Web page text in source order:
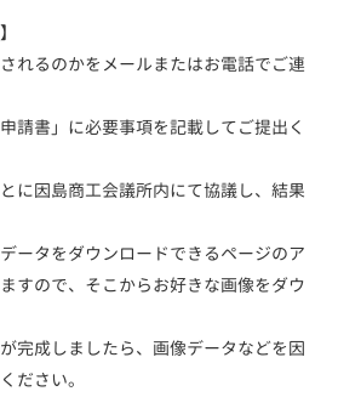
れるのかをメールまたはお電話でご連
請書」に必要事項を記載してご提出く
に因島商工会議所内にて協議し、結果
ータをダウンロードできるページのア
すので、そこからお好きな画像をダウ
完成しましたら、画像データなどを因
ださい。